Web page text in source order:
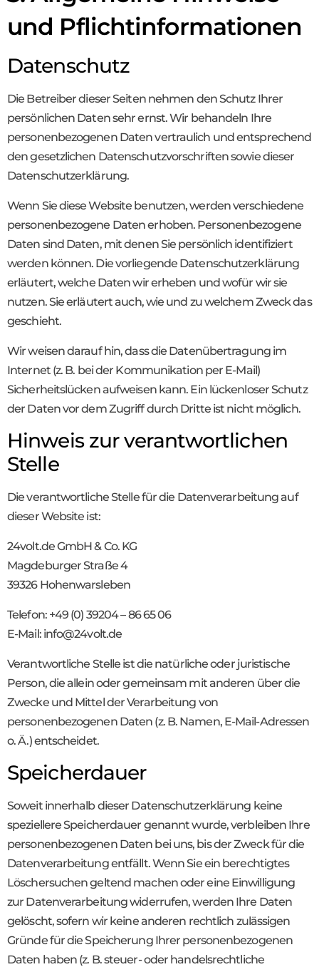
und Pflicht­informationen
Datenschutz
Die Betreiber dieser Seiten nehmen den Schutz Ihrer
persönlichen Daten sehr ernst. Wir behandeln Ihre
personenbezogenen Daten vertraulich und entsprechend
den gesetzlichen Datenschutzvorschriften sowie dieser
Datenschutzerklärung.
Wenn Sie diese Website benutzen, werden verschiedene
personenbezogene Daten erhoben. Personenbezogene
Daten sind Daten, mit denen Sie persönlich identifiziert
werden können. Die vorliegende Datenschutzerklärung
erläutert, welche Daten wir erheben und wofür wir sie
nutzen. Sie erläutert auch, wie und zu welchem Zweck das
geschieht.
Wir weisen darauf hin, dass die Datenübertragung im
Internet (z. B. bei der Kommunikation per E-Mail)
Sicherheitslücken aufweisen kann. Ein lückenloser Schutz
der Daten vor dem Zugriff durch Dritte ist nicht möglich.
Hinweis zur verantwortlichen
Stelle
Die verantwortliche Stelle für die Datenverarbeitung auf
dieser Website ist:
24volt.de GmbH & Co. KG
Magdeburger Straße 4
39326 Hohenwarsleben
Telefon: +49 (0) 39204 – 86 65 06
E-Mail: info@24volt.de
Verantwortliche Stelle ist die natürliche oder juristische
Person, die allein oder gemeinsam mit anderen über die
Zwecke und Mittel der Verarbeitung von
personenbezogenen Daten (z. B. Namen, E-Mail-Adressen
o. Ä.) entscheidet.
Speicherdauer
Soweit innerhalb dieser Datenschutzerklärung keine
speziellere Speicherdauer genannt wurde, verbleiben Ihre
personenbezogenen Daten bei uns, bis der Zweck für die
Datenverarbeitung entfällt. Wenn Sie ein berechtigtes
Löschersuchen geltend machen oder eine Einwilligung
zur Datenverarbeitung widerrufen, werden Ihre Daten
gelöscht, sofern wir keine anderen rechtlich zulässigen
Gründe für die Speicherung Ihrer personenbezogenen
Daten haben (z. B. steuer- oder handelsrechtliche